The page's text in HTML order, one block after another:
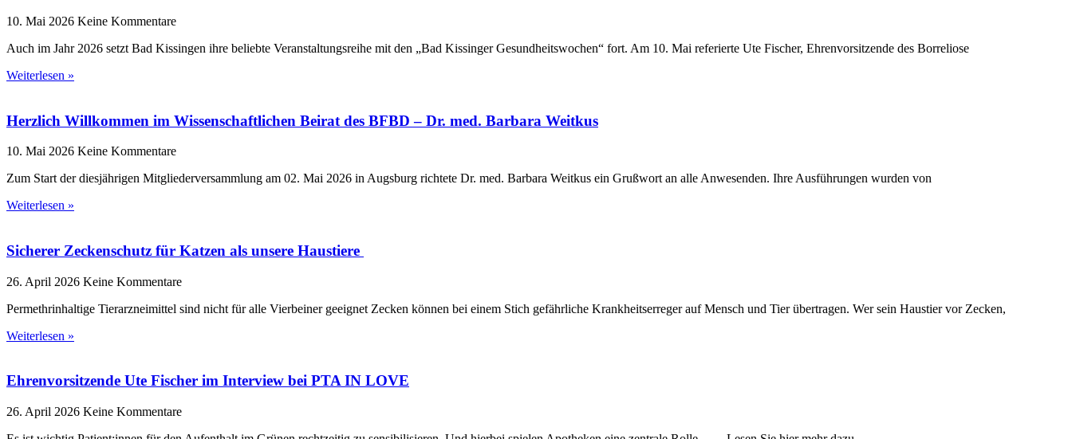
10. Mai 2026 Keine Kommentare
Auch im Jahr 2026 setzt Bad Kissingen ihre beliebte Veranstaltungsreihe mit den „Bad Kissinger Gesundheitswochen“ fort. Am 10. Mai referierte Ute Fischer, Ehrenvorsitzende des Borreliose
Weiterlesen »
Herzlich Willkommen im Wissenschaftlichen Beirat des BFBD – Dr. med. Barbara Weitkus
10. Mai 2026 Keine Kommentare
Zum Start der diesjährigen Mitgliederversammlung am 02. Mai 2026 in Augsburg richtete Dr. med. Barbara Weitkus ein Grußwort an alle Anwesenden. Ihre Ausführungen wurden von
Weiterlesen »
Sicherer Zeckenschutz für Katzen als unsere Haustiere
26. April 2026 Keine Kommentare
Permethrinhaltige Tierarzneimittel sind nicht für alle Vierbeiner geeignet Zecken können bei einem Stich gefährliche Krankheitserreger auf Mensch und Tier übertragen. Wer sein Haustier vor Zecken,
Weiterlesen »
Ehrenvorsitzende Ute Fischer im Interview bei PTA IN LOVE
26. April 2026 Keine Kommentare